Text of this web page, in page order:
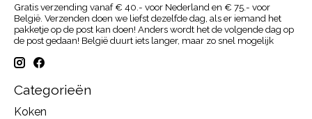
Gratis verzending vanaf € 40.- voor Nederland en € 75.- voor
België. Verzenden doen we liefst dezelfde dag, als er iemand het
pakketje op de post kan doen! Anders wordt het de volgende dag op
de post gedaan! België duurt iets langer, maar zo snel mogelijk
Categorieën
Koken